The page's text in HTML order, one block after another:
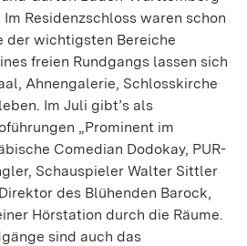
Residenzschloss waren schon
der wichtigsten Bereiche
freien Rundgangs lassen sich
Ahnengalerie, Schlosskirche
Im Juli gibt’s als
„Prominent im
Comedian Dodokay, PUR-
Schauspieler Walter Sittler
des Blühenden Barock,
Hörstation durch die Räume.
sind auch das